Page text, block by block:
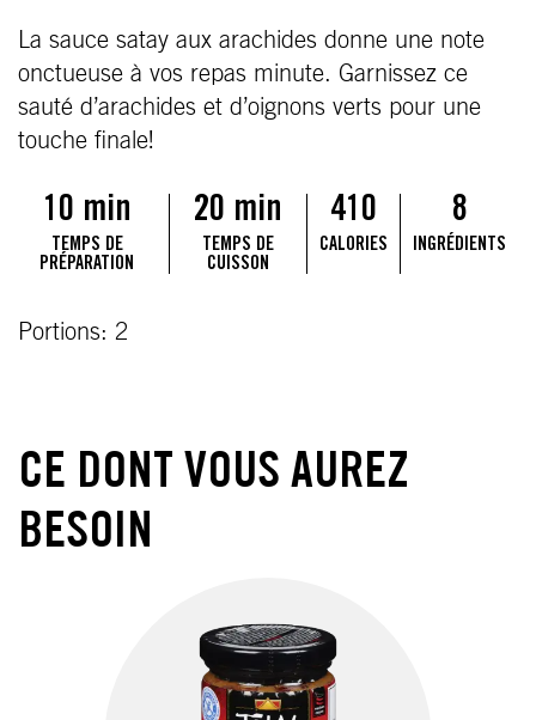
La sauce satay aux arachides donne une note
onctueuse à vos repas minute. Garnissez ce
sauté d’arachides et d’oignons verts pour une
touche finale!
10 min
TEMPS DE
PRÉPARATION
20 min
TEMPS DE
CUISSON
410
CALORIES
8
INGRÉDIENTS
Portions: 2
CE DONT VOUS AUREZ
BESOIN